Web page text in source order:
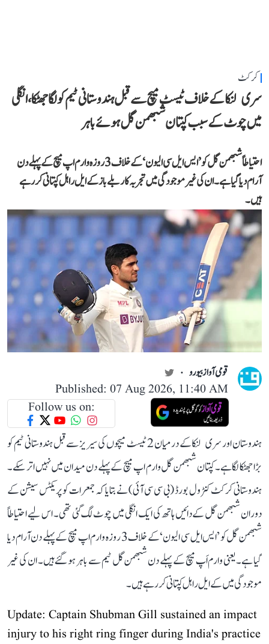
کرکٹ
سری لنکا کے خلاف ٹیسٹ میچ سے قبل ہندوستانی ٹیم کو لگا جھٹکا، انگلی
میں چوٹ کے سبب کپتان شبھمن گل ہوئے باہر
احتیاطاً شبھمن گل کو ’ایس ایل سی الیون‘ کے خلاف 3 روزہ وارم اپ میچ کے پہلے دن
آرام دیا گیا ہے۔ ان کی غیر موجودگی میں تجربہ کار بلے باز کے ایل راہل کپتانی کر رہے
ہیں۔
قومی آواز بیورو
Published: 07 Aug 2026, 11:40 AM
Follow us on:
ہندوستان اور سری لنکا کے درمیان 2 ٹیسٹ میچوں کی سیریز سے قبل ہندوستانی ٹیم کو
بڑا جھٹکا لگا ہے۔ کپتان شبھمن گل وارم اپ میچ کے پہلے دن میدان میں نہیں اتر سکے۔
ہندوستانی کرکٹ کنٹرول بورڈ (بی سی سی آئی) نے بتایا کہ جمعرات کو پریکٹس سیشن کے
دوران شبھمن گل کے دائیں ہاتھ کی ایک انگلی میں چوٹ لگ گئی تھی۔ اس لیے احتیاطاً
شبھمن گل کو ’ایس ایل سی الیون‘ کے خلاف 3 روزہ وارم اپ میچ کے پہلے دن آرام دیا
گیا ہے۔ یعنی وارم اَپ میچ کے پہلے دن شبھمن گل ٹیم سے باہر ہو گئے ہیں۔ ان کی غیر
موجودگی میں کے ایل راہل کپتانی کر رہے ہیں۔
Update: Captain Shubman Gill sustained an impact
injury to his right ring finger during India's practice